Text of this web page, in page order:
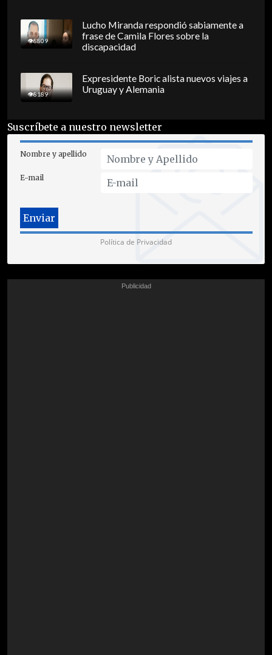
8809
Lucho Miranda respondió sabiamente a
frase de Camila Flores sobre la
discapacidad
8189
Expresidente Boric alista nuevos viajes a
Uruguay y Alemania
Suscríbete a nuestro newsletter
Nombre y apellido
E-mail
Política de Privacidad